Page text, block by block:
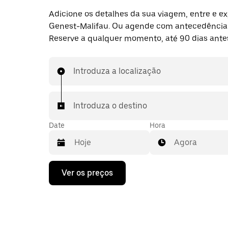
Adicione os detalhes da sua viagem, entre e
Genest-Malifau. Ou agende com
Reserve a qualquer momento, até 90 dias
Introduza a localização
Introduza o destino
Date
Prima
tecla
Hora
Agora
Ver os preços